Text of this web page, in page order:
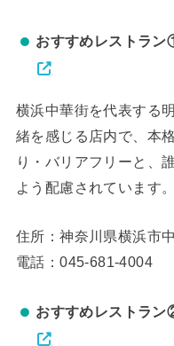
おすすめレストラ
横浜中華街を代表する
緒を感じる店内で、本
り・バリアフリーと、
よう配慮されています。
住所：神奈川県横浜市
電話：045-681-4004
おすすめレストラ